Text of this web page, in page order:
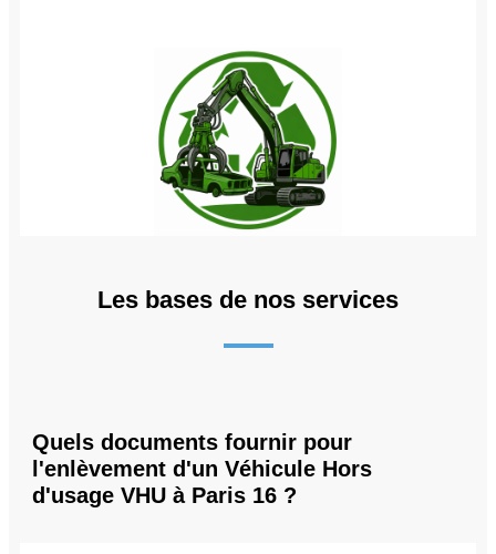
Les bases de nos services
Quels documents fournir pour
l'enlèvement d'un Véhicule Hors
d'usage VHU à Paris 16 ?